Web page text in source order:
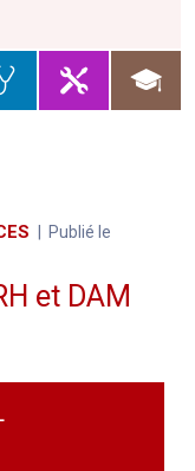
Publié le
et DAM